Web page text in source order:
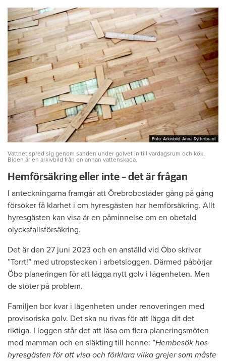
Foto: Arkivbild: Anna Rytterbrant
Foto: Arkivbild: Anna Rytterbrant
Vattnet spred sig genom sanden under golvet in till vardagsrum och kök.
Biden är en arkivbild från en annan vattenskada.
Hemförsäkring eller inte – det är frågan
I anteckningarna framgår att Örebrobostäder gång på gång
försöker få klarhet i om hyresgästen har hemförsäkring. Allt
hyresgästen kan visa är en påminnelse om en obetald
olycksfallsförsäkring.
Det är den 27 juni 2023 och en anställd vid Öbo skriver
”Torrt!” med utropstecken i arbetsloggen. Därmed påbörjar
Öbo planeringen för att lägga nytt golv i lägenheten. Men
de stöter på problem.
Familjen bor kvar i lägenheten under renoveringen med
provisoriska golv. Det ska nu rivas för att lägga dit det
riktiga. I loggen står det att läsa om flera planeringsmöten
med mamman och en släkting till henne: ”Hembesök hos
hyresgästen för att visa och förklara vilka grejer som måste